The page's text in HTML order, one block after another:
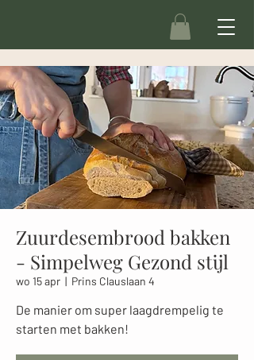
Zuurdesembrood bakken
- Simpelweg Gezond stijl
wo 15 apr
  |
Prins Clauslaan 4
De manier om super laagdrempelig te
starten met bakken!